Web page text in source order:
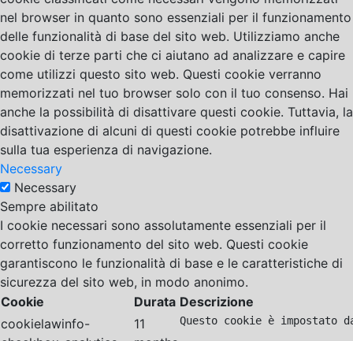
nel browser in quanto sono essenziali per il funzionamento
delle funzionalità di base del sito web. Utilizziamo anche
cookie di terze parti che ci aiutano ad analizzare e capire
come utilizzi questo sito web. Questi cookie verranno
memorizzati nel tuo browser solo con il tuo consenso. Hai
anche la possibilità di disattivare questi cookie. Tuttavia, la
disattivazione di alcuni di questi cookie potrebbe influire
sulla tua esperienza di navigazione.
Necessary
Necessary
Sempre abilitato
I cookie necessari sono assolutamente essenziali per il
corretto funzionamento del sito web. Questi cookie
garantiscono le funzionalità di base e le caratteristiche di
sicurezza del sito web, in modo anonimo.
Cookie
Durata Descrizione
cookielawinfo-
11
Questo cookie è